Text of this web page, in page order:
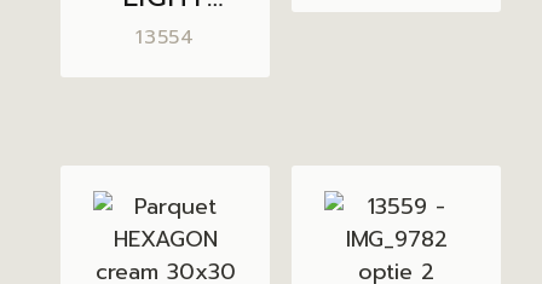
BROWN
30×30
13554